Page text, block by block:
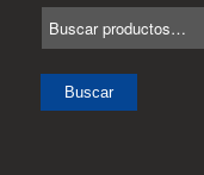
Buscar